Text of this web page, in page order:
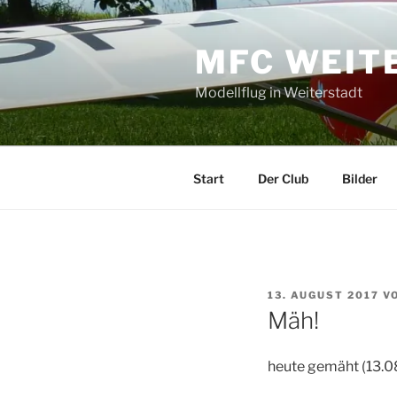
Zum
Inhalt
springen
MFC
Modellflug in Weiterstadt
Start Der Club Bilder
VERÖFFENTLICHT
AM
13. AUGUST 2017
Mäh!
heute gemäht